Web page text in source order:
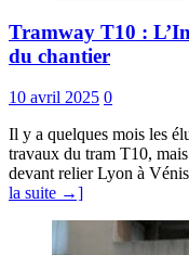
Tramway T10 :
du chantier
10 avril 2025 0
Il y a quelques mois les
travaux du tram T10,
devant relier Lyon à
la suite →]